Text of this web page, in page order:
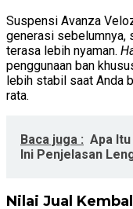
Suspensi Avanza
generasi sebelumnya,
terasa lebih nyaman.
penggunaan ban
lebih stabil saat Anda
rata.
Baca juga : Apa
Ini Penjelasan
Nilai Jual